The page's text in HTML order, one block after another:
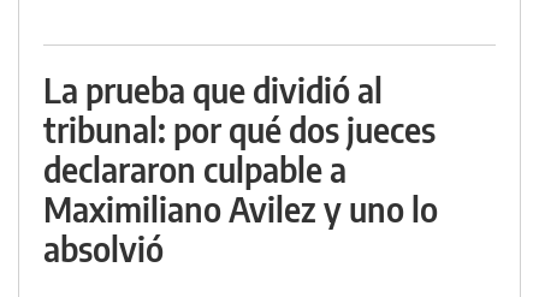
La prueba que dividió al
tribunal: por qué dos jueces
declararon culpable a
Maximiliano Avilez y uno lo
absolvió